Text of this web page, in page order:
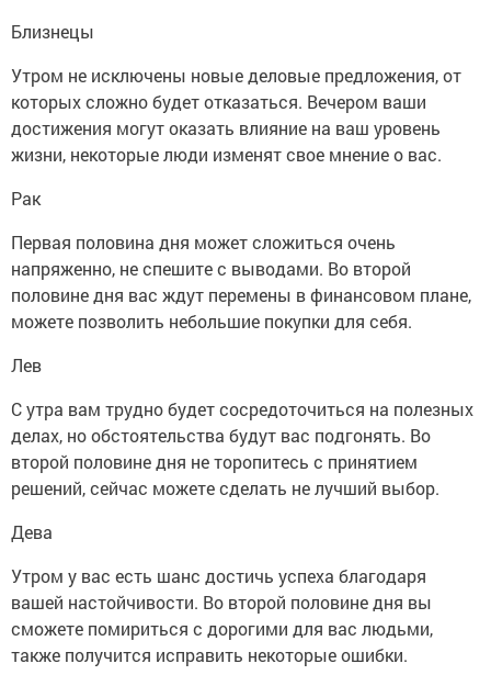
Близнецы
Утром не исключены новые деловые предложения, от
которых сложно будет отказаться. Вечером ваши
достижения могут оказать влияние на ваш уровень
жизни, некоторые люди изменят свое мнение о вас.
Рак
Первая половина дня может сложиться очень
напряженно, не спешите с выводами. Во второй
половине дня вас ждут перемены в финансовом плане,
можете позволить небольшие покупки для себя.
Лев
С утра вам трудно будет сосредоточиться на полезных
делах, но обстоятельства будут вас подгонять. Во
второй половине дня не торопитесь с принятием
решений, сейчас можете сделать не лучший выбор.
Дева
Утром у вас есть шанс достичь успеха благодаря
вашей настойчивости. Во второй половине дня вы
сможете помириться с дорогими для вас людьми,
также получится исправить некоторые ошибки.